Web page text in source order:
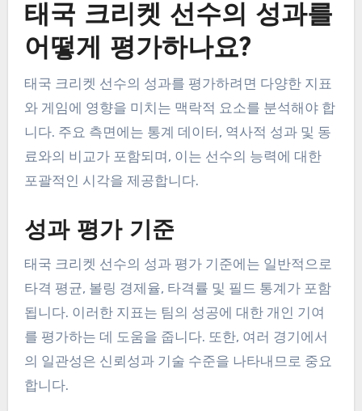
태국 크리켓 선수의 성과를
어떻게 평가하나요?
태국 크리켓 선수의 성과를 평가하려면 다양한 지표
와 게임에 영향을 미치는 맥락적 요소를 분석해야 합
니다. 주요 측면에는 통계 데이터, 역사적 성과 및 동
료와의 비교가 포함되며, 이는 선수의 능력에 대한
포괄적인 시각을 제공합니다.
성과 평가 기준
태국 크리켓 선수의 성과 평가 기준에는 일반적으로
타격 평균, 볼링 경제율, 타격률 및 필드 통계가 포함
됩니다. 이러한 지표는 팀의 성공에 대한 개인 기여
를 평가하는 데 도움을 줍니다. 또한, 여러 경기에서
의 일관성은 신뢰성과 기술 수준을 나타내므로 중요
합니다.